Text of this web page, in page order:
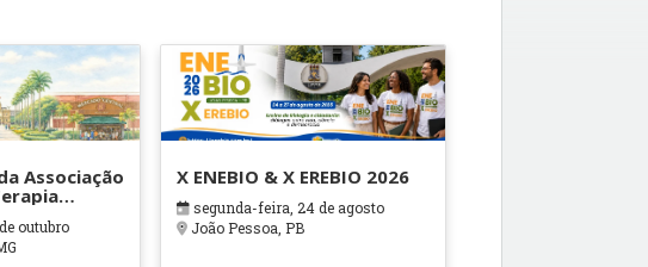
Associação
Contextos
outubro
X ENEBIO & X EREBIO 2026
segunda-feira, 24 de agosto
João Pessoa, PB